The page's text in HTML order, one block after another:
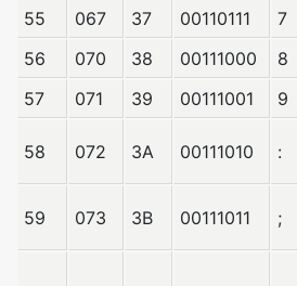
55
067 37 00110111 7
56
070 38 00111000 8
57
071 39 00111001 9
58 072 3A 00111010 :
59 073 3B 00111011 ;